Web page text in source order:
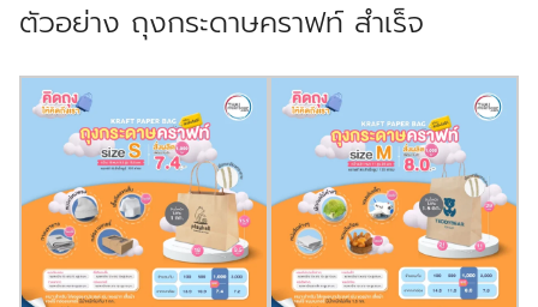
ตัวอย่าง ถุงกระดาษคราฟท์ สำเร็จ